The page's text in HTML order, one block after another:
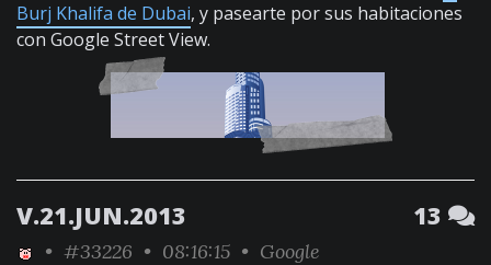
Burj Khalifa de Dubai, y pasearte por sus habitaciones
con Google Street View.
V.21.JUN.2013 13
• #33226 • 08:16:15 • Google